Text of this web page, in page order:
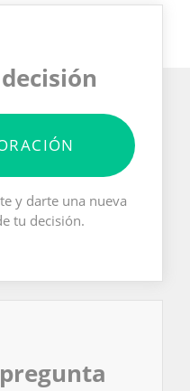
y darte una nueva
tu decisión.